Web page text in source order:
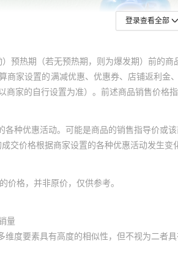
登录查看全部
预热期（若无预热期，则为爆发期）前
家设置的满减优惠、优惠券、店铺返利
家的自行设置为准）。前述商品销售价格
种优惠活动。可能是商品的销售指导价或
价格根据商家设置的各种优惠活动发生变
格，并非原价，仅供参考。
量
度要素具有高度的相似性，但不视为二者